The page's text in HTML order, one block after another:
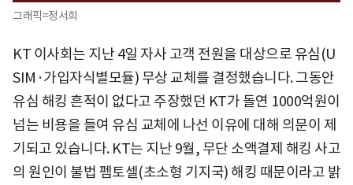
그래픽=정서희
KT 이사회는 지난 4일 자사 고객 전원을 대상으로 유심(U
SIM·가입자식별모듈) 무상 교체를 결정했습니다. 그동안
유심 해킹 흔적이 없다고 주장했던 KT가 돌연 1000억원이
넘는 비용을 들여 유심 교체에 나선 이유에 대해 의문이 제
기되고 있습니다. KT는 지난 9월, 무단 소액결제 해킹 사고
의 원인이 불법 펨토셀(초소형 기지국) 해킹 때문이라고 밝